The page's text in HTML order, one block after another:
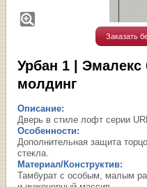
Заказать
Урбан 1 |
молдинг
Описание:
Дверь в стиле лофт серии
Особенности:
Дополнительная защита
стекла.
Материал/Конструктив:
Тамбурат с особым, малым